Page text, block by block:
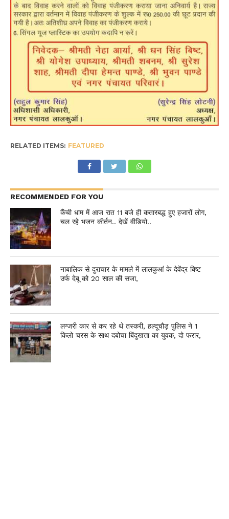
RELATED ITEMS: FEATURED
RECOMMENDED FOR YOU
कैंची धाम में आज रात 11 बजे ही कतारबद्ध हुए हजारों लोग,
चल रहे भजन कीर्तन.. देखें वीडियो..
नाबालिक से दुराचार के मामले में लालकुआं के देवेंद्र बिष्ट
उर्फ देबू को 20 साल की सजा,
लग्जरी कार से कर रहे थे तस्करी, हल्दूचौड़ पुलिस ने 1
किलो चरस के साथ दबोचा बिंदुखत्ता का युवक, दो फरार,